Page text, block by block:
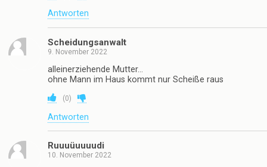
Antworten
Scheidungsanwalt
9. November 2022
alleinerziehende Mutter…
ohne Mann im Haus kommt nur Scheiße raus
(0)
Antworten
Ruuuüuuuudi
10. November 2022